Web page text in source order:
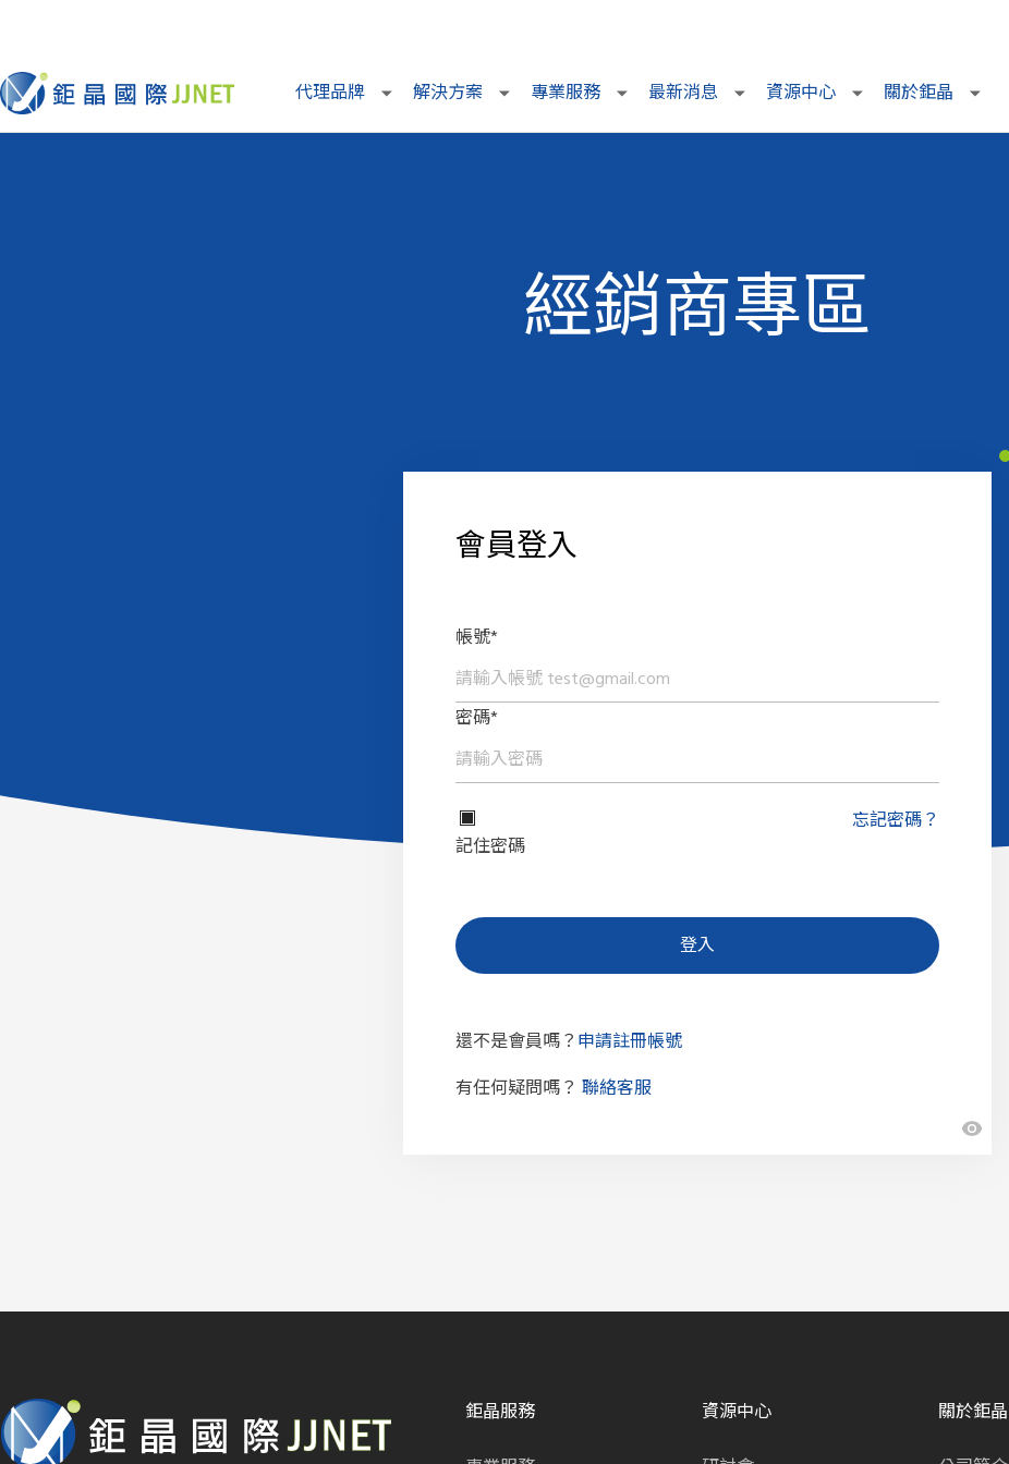
代理品牌 解決方案 專業服務 最新消息 資源中心 關於鉅晶
經銷商專區
會員登入
帳號*
密碼*
記住密碼
忘記密碼？
還不是會員嗎？申請註冊帳號
有任何疑問嗎？ 聯絡客服
鉅晶服務
資源中心
關於鉅晶